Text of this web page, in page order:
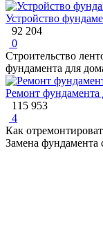
Устройство
92 204
0
Строительство
фундамента для
Ремонт фундамента
115 953
4
Как
Замена фундамента